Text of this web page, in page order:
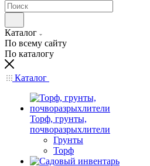
Каталог
По всему сайту
По каталогу
Каталог
Торф, грунты,
почворазрыхлители
Грунты
Торф